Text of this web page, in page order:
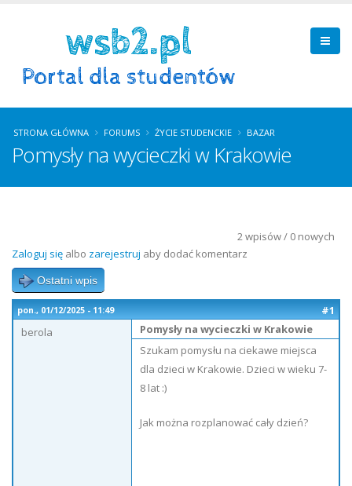
STRONA GŁÓWNA FORUMS ŻYCIE STUDENCKIE BAZAR
Pomysły na wycieczki w Krakowie
2 wpisów / 0 nowych
Zaloguj się albo zarejestruj aby dodać komentarz
Ostatni wpis
pon., 01/12/2025 - 11:49
#1
berola
Pomysły na wycieczki w Krakowie
Szukam pomysłu na ciekawe miejsca
dla dzieci w Krakowie. Dzieci w wieku 7-
8 lat :)
Jak można rozplanować cały dzień?